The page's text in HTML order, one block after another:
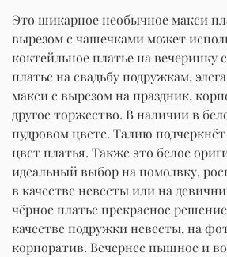
Это шикарное необычное макси
вырезом с чашечками может
коктейльное платье на вечеринку
платье на свадьбу подружкам,
макси с вырезом на праздник,
другое торжество. В наличии в
пудровом цвете. Талию
цвет платья. Также это белое
идеальный выбор на помолвку,
в качестве невесты или на
чёрное платье прекрасное
качестве подружки невесты, на
корпоратив. Вечернее пышное и